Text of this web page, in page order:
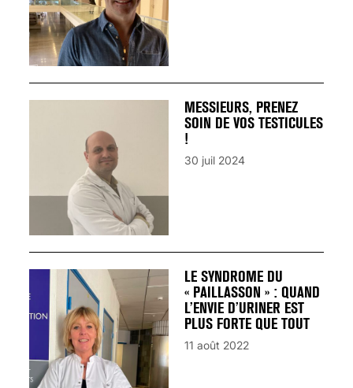
MESSIEURS, PRENEZ
SOIN DE VOS TESTICULES
!
30 juil 2024
LE SYNDROME DU
« PAILLASSON » : QUAND
L’ENVIE D’URINER EST
PLUS FORTE QUE TOUT
11 août 2022